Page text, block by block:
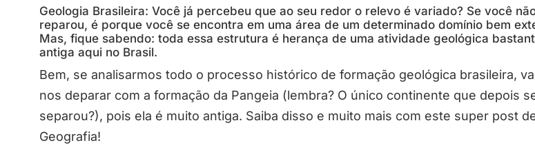
Geologia Brasileira: Você já percebeu que ao seu redor o relevo é variado? Se você
reparou, é porque você se encontra em uma área de um determinado domínio bem
Mas, fique sabendo: toda essa estrutura é herança de uma atividade geológica
antiga aqui no Brasil.
Bem, se analisarmos todo o processo histórico de formação geológica brasileira,
nos deparar com a formação da Pangeia (lembra? O único continente que depois
separou?), pois ela é muito antiga. Saiba disso e muito mais com este super post
Geografia!